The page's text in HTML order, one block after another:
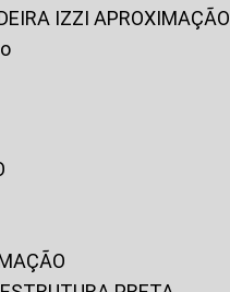
IZZI APROXIMAÇÃO